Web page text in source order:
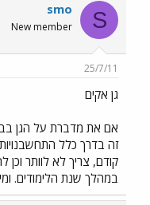
S
smo
New member
25/7/11
גן אקים
אם את מדברת על הגן
זה בדרך כלל התחשבנויות
קודם, צריך לא לוותר וכן
במהלך שנת הלימודים.